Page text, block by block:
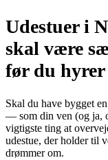
Udestuer i
skal være
før du hyrer
Skal du have bygget
— som din ven (og ja,
vigtigste ting at
udestue, der holder til
drømmer om.